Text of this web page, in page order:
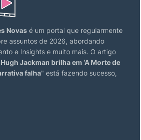
Novas é um portal que regularmente
assuntos de 2026, abordando
e Insights e muito mais. O artigo
Hugh Jackman brilha em ‘A Morte de
falha" está fazendo sucesso,